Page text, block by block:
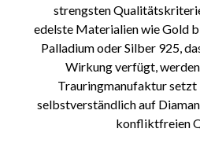
strengsten
edelste MaterialienwieGold
Palladium oder Silber 925,
Wirkung verfügt,
Trauringmanufaktur setzt
selbstverständlich auf
konfliktfreien